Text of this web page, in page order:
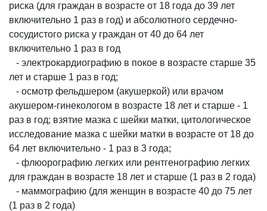
риска (для граждан в возрасте от 18 года до 39 лет
включительно 1 раз в год) и абсолютного сердечно-
сосудистого риска у граждан от 40 до 64 лет
включительно 1 раз в год
- электрокардиографию в покое в возрасте старше 35
лет и старше 1 раз в год;
- осмотр фельдшером (акушеркой) или врачом
акушером-гинекологом в возрасте 18 лет и старше - 1
раз в год; взятие мазка с шейки матки, цитологическое
исследование мазка с шейки матки в возрасте от 18 до
64 лет включительно - 1 раз в 3 года;
- флюорографию легких или рентгенографию легких
для граждан в возрасте 18 лет и старше (1 раз в 2 года)
- маммографию (для женщин в возрасте 40 до 75 лет
(1 раз в 2 года)